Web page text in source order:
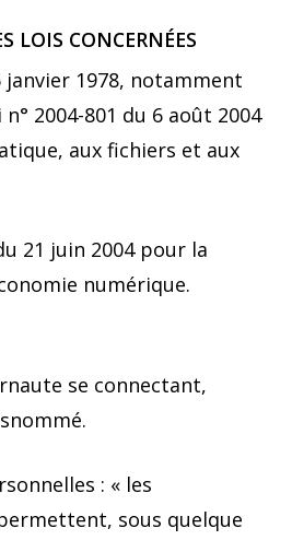
LOIS CONCERNÉES
janvier 1978, notamment
2004-801 du 6 août 2004
aux fichiers et aux
21 juin 2004 pour la
numérique.
se connectant,
: « les
sous quelque